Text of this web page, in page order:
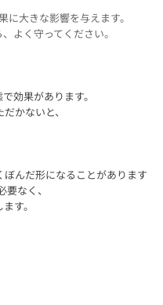
大きな影響を与えます。
よく守ってください。
効果があります。
かないと、
んだ形になることがあります
なく、
す。